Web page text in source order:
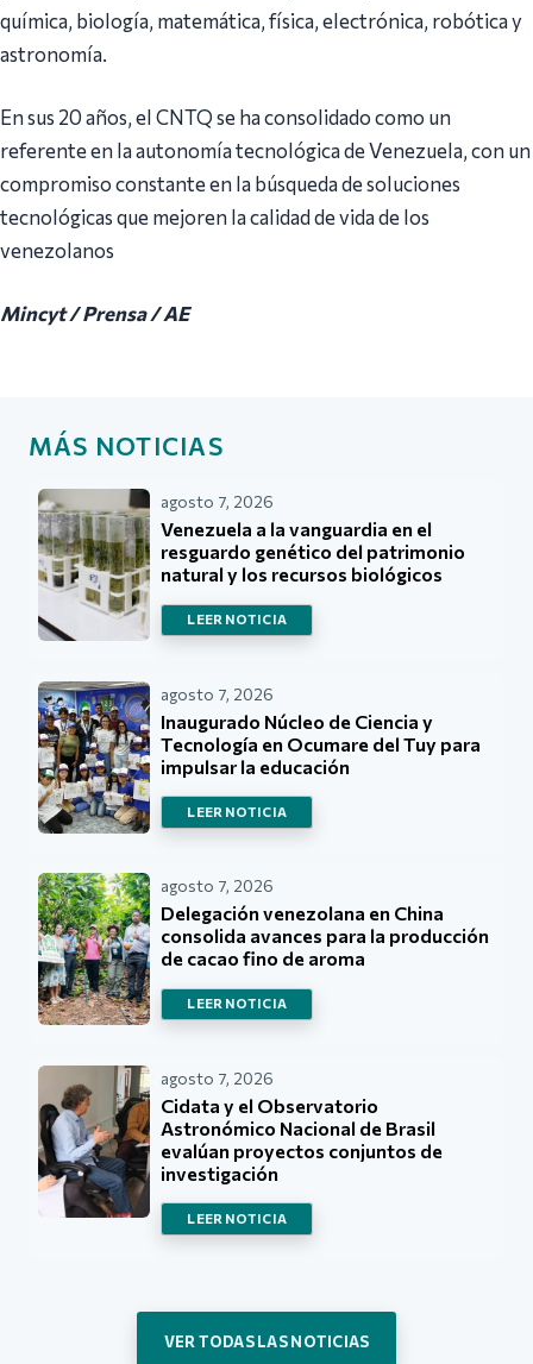
química, biología, matemática, física, electrónica, robótica y
astronomía.
En sus 20 años, el CNTQ se ha consolidado como un
referente en la autonomía tecnológica de Venezuela, con un
compromiso constante en la búsqueda de soluciones
tecnológicas que mejoren la calidad de vida de los
venezolanos
Mincyt / Prensa / AE
MÁS NOTICIAS
agosto 7, 2026
Venezuela a la vanguardia en el
resguardo genético del patrimonio
natural y los recursos biológicos
LEER NOTICIA
agosto 7, 2026
Inaugurado Núcleo de Ciencia y
Tecnología en Ocumare del Tuy para
impulsar la educación
LEER NOTICIA
agosto 7, 2026
Delegación venezolana en China
consolida avances para la producción
de cacao fino de aroma
LEER NOTICIA
agosto 7, 2026
Cidata y el Observatorio
Astronómico Nacional de Brasil
evalúan proyectos conjuntos de
investigación
LEER NOTICIA
VER TODAS LAS NOTICIAS